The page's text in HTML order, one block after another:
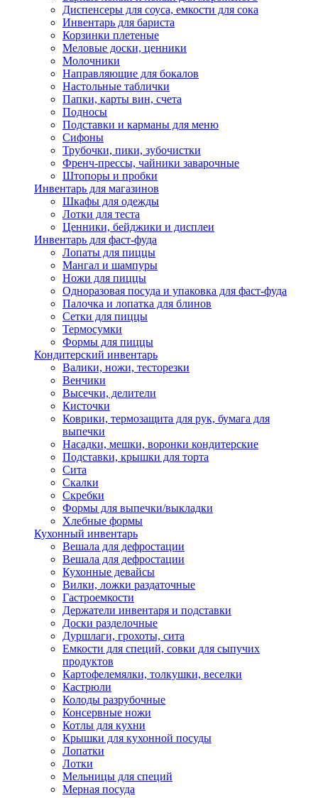
Диспенсеры для соуса, емкости для сока
Инвентарь для бариста
Корзинки плетеные
Меловые доски, ценники
Молочники
Направляющие для бокалов
Настольные таблички
Папки, карты вин, счета
Подносы
Подставки и карманы для меню
Сифоны
Трубочки, пики, зубочистки
Френч-прессы, чайники заварочные
Штопоры и пробки
Инвентарь для магазинов
Шкафы для одежды
Лотки для теста
Ценники, бейджики и дисплеи
Инвентарь для фаст-фуда
Лопаты для пиццы
Мангал и шампуры
Ножи для пиццы
Одноразовая посуда и упаковка для фаст-фуда
Палочка и лопатка для блинов
Сетки для пиццы
Термосумки
Формы для пиццы
Кондитерский инвентарь
Валики, ножи, тесторезки
Венчики
Высечки, делители
Кисточки
Коврики, термозащита для рук, бумага для
выпечки
Насадки, мешки, воронки кондитерские
Подставки, крышки для торта
Сита
Скалки
Скребки
Формы для выпечки/выкладки
Хлебные формы
Кухонный инвентарь
Вешала для дефростации
Вешала для дефростации
Кухонные девайсы
Вилки, ложки раздаточные
Гастроемкости
Держатели инвентаря и подставки
Доски разделочные
Дуршлаги, грохоты, сита
Емкости для специй, совки для сыпучих
продуктов
Картофелемялки, толкушки, веселки
Кастрюли
Колоды разрубочные
Консервные ножи
Котлы для кухни
Крышки для кухонной посуды
Лопатки
Лотки
Мельницы для специй
Мерная посуда